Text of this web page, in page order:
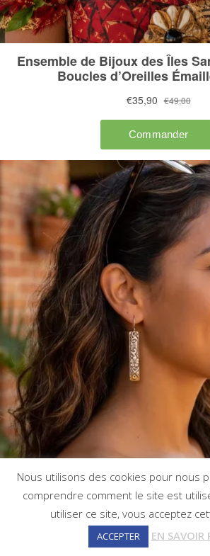
Nous utilisons des cookies pour nous
comprendre comment le site est
utiliser ce site, vous acceptez
ACCEPTER EN SAVOIR